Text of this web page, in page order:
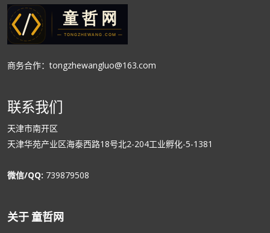
商务合作：tongzhewangluo@163.com
联系我们
天津市南开区
天津华苑产业区海泰西路18号北2-204工业孵化-5-1381
微信/QQ: 739879508
关于 童哲网